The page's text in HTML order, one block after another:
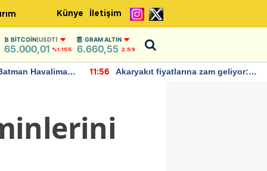
Künye İletişim
BITCOIN(USDT)
65.000,01 %1.155
GRAM ALTIN
6.660,55 2,59
Havalimanı
11:56
Akaryakıt fiyatlarına zam geliyor: